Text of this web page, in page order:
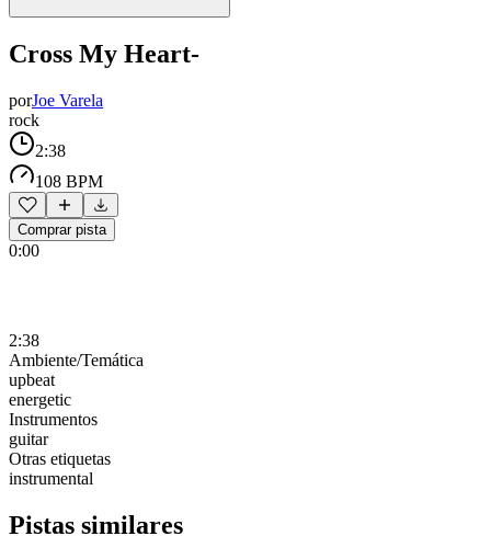
Cross My Heart-
porJoe Varela
rock
2:38
108 BPM
Comprar pista
0:00
2:38
Ambiente/Temática
upbeat
energetic
Instrumentos
guitar
Otras etiquetas
instrumental
Pistas similares